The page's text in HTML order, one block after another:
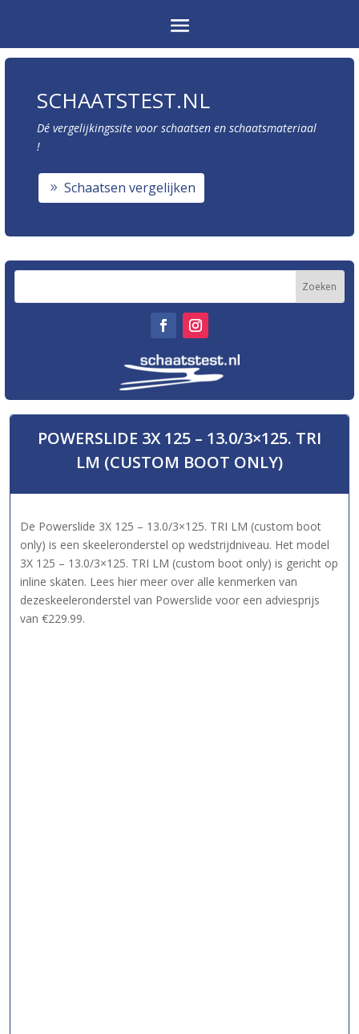
SCHAATSTEST.NL
Dé vergelijkingssite voor schaatsen en schaatsmateriaal
!
Schaatsen vergelijken
POWERSLIDE 3X 125 – 13.0/3×125. TRI
LM (CUSTOM BOOT ONLY)
De Powerslide 3X 125 – 13.0/3×125. TRI LM (custom boot
only) is een skeeleronderstel op wedstrijdniveau. Het model
3X 125 – 13.0/3×125. TRI LM (custom boot only) is gericht op
inline skaten. Lees hier meer over alle kenmerken van
dezeskeeleronderstel van Powerslide voor een adviesprijs
van €229.99.